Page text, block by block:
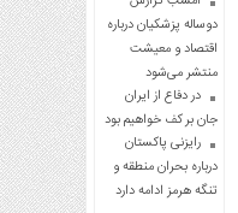
دوساله پزشکیان درباره
اقتصاد و معیشت
منتشر می‌شود
در دفاع از ایران
جان بر کف خواهیم بود
رایزنی پاکستان
درباره بحران منطقه و
تنگه هرمز ادامه دارد